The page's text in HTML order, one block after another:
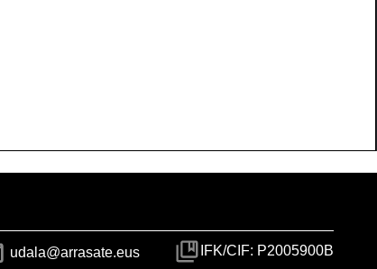
udala@arrasate.eus IFK/CIF: P2005900B